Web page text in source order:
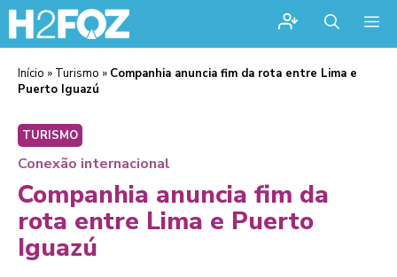
Início » Turismo » Companhia anuncia fim da rota entre Lima e
Puerto Iguazú
TURISMO
Conexão internacional
Companhia anuncia fim da
rota entre Lima e Puerto
Iguazú